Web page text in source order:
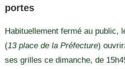
portes
Habituellement fermé au public,
(13 place de la Préfecture)
ses grilles ce dimanche, de